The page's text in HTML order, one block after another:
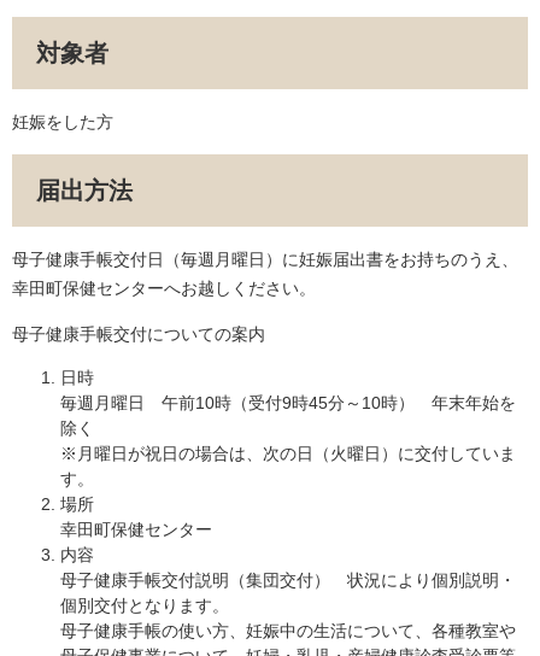
対象者
妊娠をした方
届出方法
母子健康手帳交付日（毎週月曜日）に妊娠届出書をお持ちのうえ、
幸田町保健センターへお越しください。
母子健康手帳交付についての案内
日時
毎週月曜日 午前10時（受付9時45分～10時） 年末年始を
除く
※月曜日が祝日の場合は、次の日（火曜日）に交付していま
す。
場所
幸田町保健センター
内容
母子健康手帳交付説明（集団交付） 状況により個別説明・
個別交付となります。
母子健康手帳の使い方、妊娠中の生活について、各種教室や